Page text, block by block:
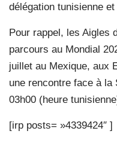
délégation tunisienne
Pour rappel, les Aigles
parcours au Mondial
juillet au Mexique, aux
une rencontre face à la
03h00 (heure
[irp posts= »4339424″ ]